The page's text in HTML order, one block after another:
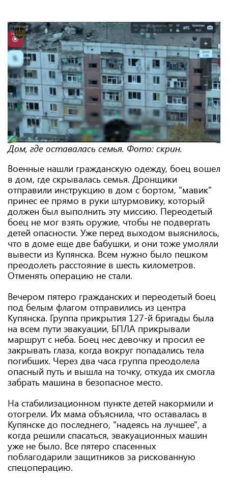
Дом, где оставалась семья. Фото: скрин.
Военные нашли гражданскую одежду, боец ​​вошел
в дом, где скрывалась семья. Дронщики
отправили инструкцию в дом с бортом, "мавик"
принес ее прямо в руки штурмовику, который
должен был выполнить эту миссию. Переодетый
боец ​​не мог взять оружие, чтобы не подвергать
детей опасности. Уже перед выходом выяснилось,
что в доме еще две бабушки, и они тоже умоляли
вывести из Купянска. Всем нужно было пешком
преодолеть расстояние в шесть километров.
Отменять операцию не стали.
Вечером пятеро гражданских и переодетый боец ​​
под белым флагом отправились из центра
Купянска. Группа прикрытия 127-й бригады была
на всем пути эвакуации, БПЛА прикрывали
маршрут с неба. Боец нес девочку и просил ее
закрывать глаза, когда вокруг попадались тела
погибших. Через два часа группа преодолела
опасный путь и вышла на точку, откуда их смогла
забрать машина в безопасное место.
На стабилизационном пункте детей накормили и
отогрели. Их мама объяснила, что оставалась в
Купянске до последнего, "надеясь на лучшее", а
когда решили спасаться, эвакуационных машин
уже не было. Все пятеро спасенных
поблагодарили защитников за рискованную
спецоперацию.